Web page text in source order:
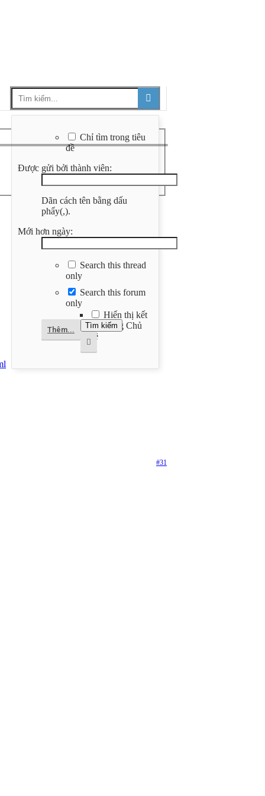
Chỉ tìm trong tiêu
đề
Được gửi bởi thành viên:
Dãn cách tên bằng dấu
phẩy(,).
Mới hơn ngày:
Search this thread
only
Search this forum
only
Hiển thị kết
quả dạng Chủ
đề
Thêm...
#31